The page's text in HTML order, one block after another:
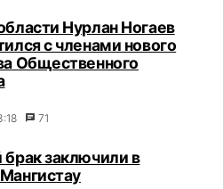
Нурлан Ногаев
с членами нового
Общественного
71
заключили в